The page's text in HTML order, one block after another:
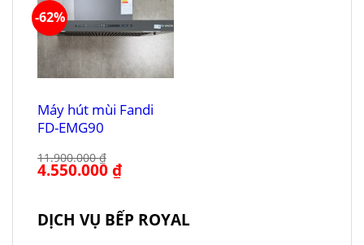
-62%
Máy hút mùi Fandi
FD-EMG90
11.900.000₫
Giá
gốc
4.550.000₫Giá
hiện
4.550.000 ₫.
DỊCH VỤ BẾP ROYAL